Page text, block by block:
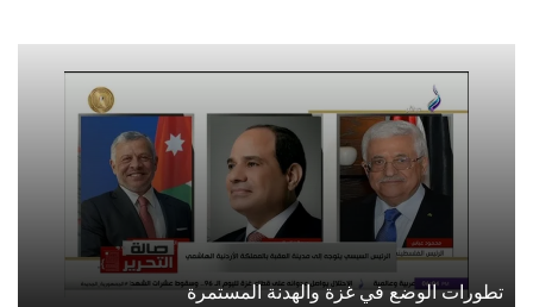
تطورات الوضع في غزة والهدنة المستمرة